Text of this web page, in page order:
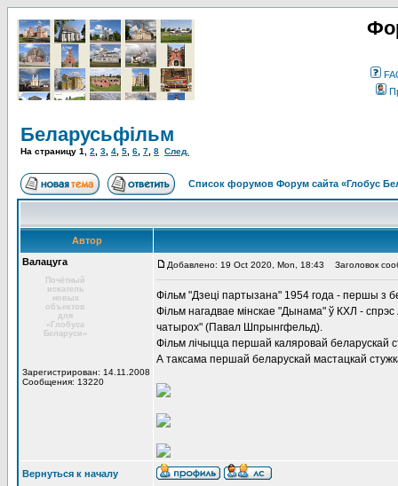
Беларусьфільм
На страницу 1 2 3 4 5 6 7 8 След.
Список форумов Форум сайта «Глобус
Автор
Валацуга
Почётный
искатель
новых
объектов
для
«Глобуса
Беларуси»
Зарегистрирован: 14.11.2008
Сообщения: 13220
Добавлено: 19 Oct 2020, Mon, 18:43 Заголовок
Фільм "Дзеці партызана" 1954 года - першы з
Фільм нагадвае мінскае "Дынама" ў КХЛ -
чатырох" (Павал Шпрынгфельд).
Фільм лічыцца першай каляровай беларускай
А таксама першай беларускай мастацкай
Вернуться к началу